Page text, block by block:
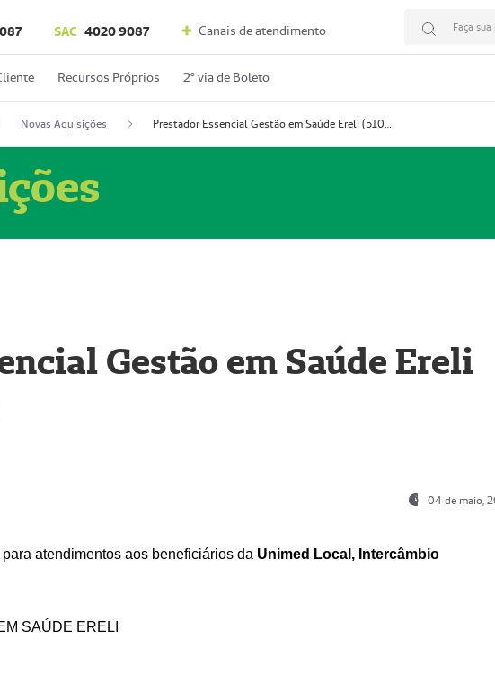
SAC 4020 9087 Canais de atendimento Faça sua
Recursos Próprios 2º via de Boleto
Novas Aquisições Prestador Essencial Gestão em Saúde Ereli (51004354-7)
Gestão em Saúde Ereli
04 de maio,
atendimentos aos beneficiários da Unimed Local, Intercâmbio
SAÚDE ERELI